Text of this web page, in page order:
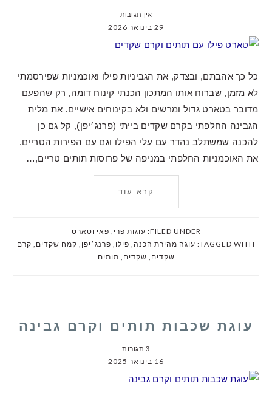
אין תגובות
29 בינואר 2026
כל כך אהבתם, ובצדק, את הגביניות פילו ואוכמניות שפירסמתי
לא מזמן, שברוח אותו המתכון הכנתי קינוח דומה, רק שהפעם
מדובר בטארט גדול ומרשים ולא בקינוחים אישיים. את מלית
הגבינה החלפתי בקרם שקדים בייתי (פרנג׳יפן), קל גם כן
להכנה שמשתלב נהדר עם עלי הפילו וגם עם הפירות הטריים.
את האוכמניות החלפתי במניפה של פרוסות תותים טריים,…
קרא עוד
FILED UNDER: עוגות פרי , פאי וטארט
TAGGED WITH: עוגה מהירת הכנה, פילו , פרנג׳יפן , קמח שקדים , קרם
שקדים , שקדים , תותים
עוגת שכבות תותים וקרם גבינה
3 תגובות
16 בינואר 2025